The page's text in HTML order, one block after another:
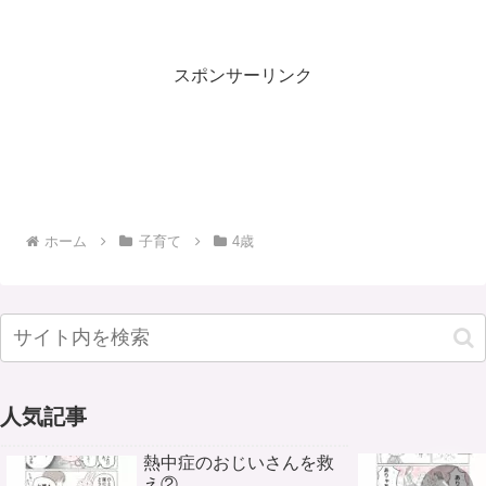
スポンサーリンク
ホーム 子育て 4歳
人気記事
熱中症のおじいさんを救